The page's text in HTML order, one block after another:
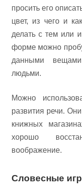
просить его
цвет, из чего и
делать с тем или
форме можно
данными
людьми.
Можно
развития речи.
книжных
хорошо
воображение.
Словесные